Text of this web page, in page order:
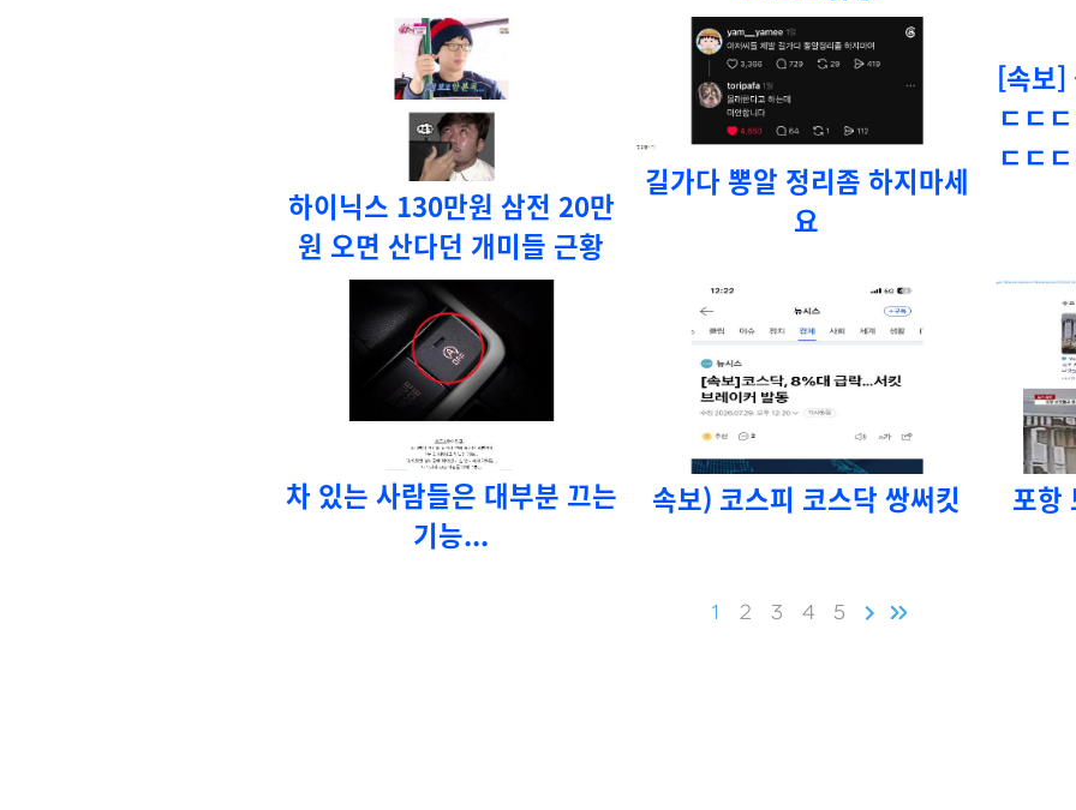
하이닉스 130만원 삼전 20만
원 오면 산다던 개미들 근황
길가다 뽕알 정리좀 하지마세
요
[속보]
ㄷㄷ
ㄷㄷ
차 있는 사람들은 대부분 끄는
기능...
속보) 코스피 코스닥 쌍써킷 포항
1 2 3 4 5